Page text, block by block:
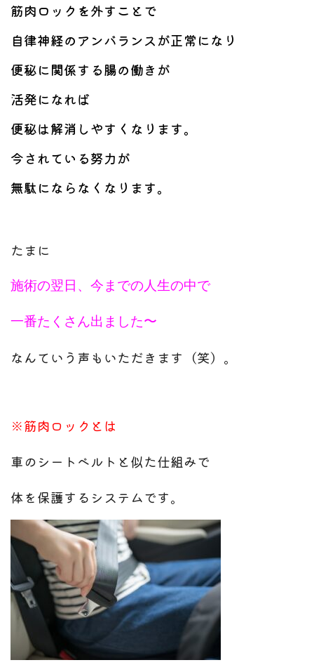
筋肉ロックを外すことで
自律神経のアンバランスが正常になり
便秘に関係する腸の働きが
活発になれば
便秘は解消しやすくなります。
今されている努力が
無駄にならなくなります。
たまに
施術の翌日、今までの人生の中で
一番たくさん出ました〜
なんていう声もいただきます（笑）。
※筋肉ロックとは
車のシートベルトと似た仕組みで
体を保護するシステムです。